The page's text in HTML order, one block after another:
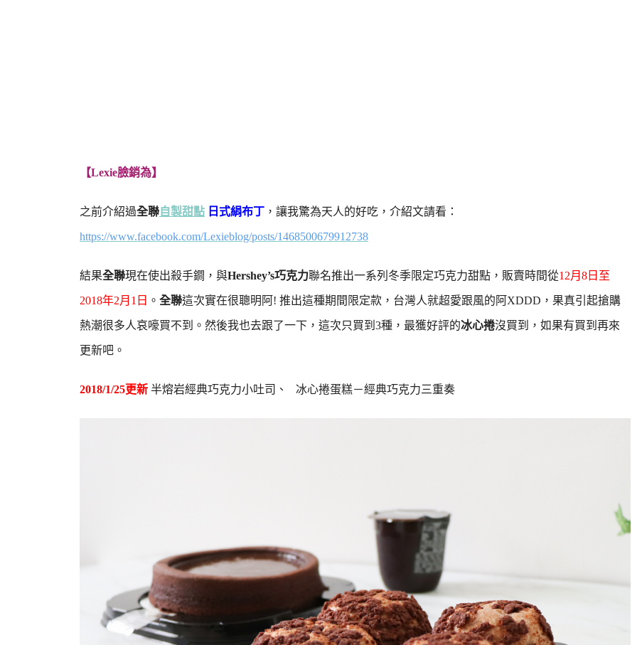
【Lexie臉銷為】
之前介紹過全聯自製甜點 日式絹布丁 ，讓我驚為天人的好吃，介紹文請看：
https://www.facebook.com/Lexieblog/posts/1468500679912738
結果全聯現在使出殺手鐧，與Hershey’s巧克力聯名推出一系列冬季限定巧克力甜點，販賣時間從12月8日至
2018年2月1日 。 全聯這次實在很聰明阿! 推出這種期間限定款，台灣人就超愛跟風的阿XDDD，果真引起搶購
熱潮很多人哀嚎買不到。然後我也去跟了一下，這次只買到3種，最獲好評的冰心捲沒買到，如果有買到再來
更新吧。
2018/1/25更新 半熔岩經典巧克力小吐司、 冰心捲蛋糕－經典巧克力三重奏